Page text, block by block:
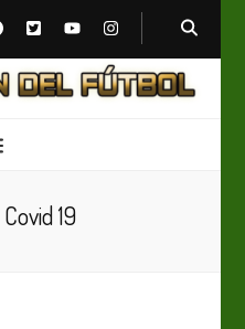
Covid 19